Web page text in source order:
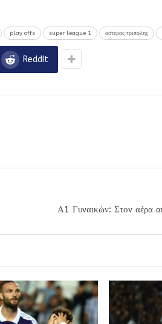
play offs super league 1 αστερας τριπολης
ReddIt
Α1 Γυναικών: Στον αέρα